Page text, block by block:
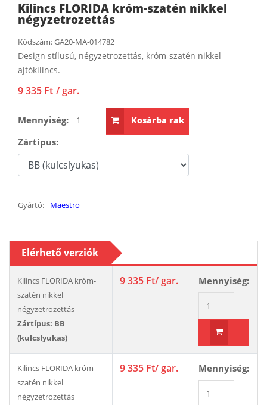
Kilincs FLORIDA króm-szatén nikkel
négyzetrozettás
Kódszám:GA20-MA-014782
Design stílusú, négyzetrozettás, króm-szatén nikkel
ajtókilincs.
9 335 Ft / gar.
Mennyiség: Kosárba rak
Zártípus:
Gyártó: Maestro
Elérhető verziók
Kilincs FLORIDA króm-
szatén nikkel
négyzetrozettás
Zártípus: BB
(kulcslyukas)
9 335 Ft/ gar. Mennyiség:
Kosárba
rak
Kilincs FLORIDA króm-
szatén nikkel
négyzetrozettás
9 335 Ft/ gar. Mennyiség: